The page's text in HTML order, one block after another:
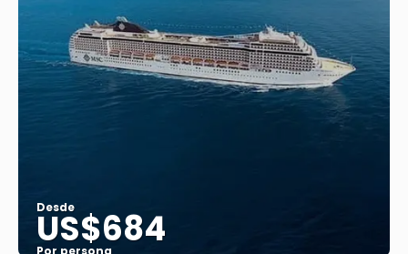
Desde
US$684
Por persona